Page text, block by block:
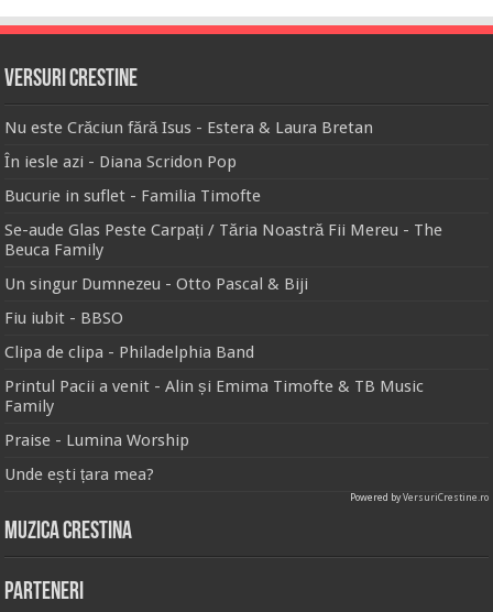
Versuri Crestine
Nu este Crăciun fără Isus - Estera & Laura Bretan
În iesle azi - Diana Scridon Pop
Bucurie in suflet - Familia Timofte
Se-aude Glas Peste Carpați / Tăria Noastră Fii Mereu - The
Beuca Family
Un singur Dumnezeu - Otto Pascal & Biji
Fiu iubit - BBSO
Clipa de clipa - Philadelphia Band
Printul Pacii a venit - Alin și Emima Timofte & TB Music
Family
Praise - Lumina Worship
Unde ești țara mea?
Powered byVersuriCrestine.ro
Muzica Crestina
Parteneri